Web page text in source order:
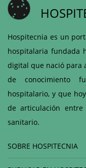
Hospitecnia es un
hospitalaria fundada
digital que nació para
de conocimiento
hospitalario, y que
de articulación
sanitario.
SOBRE HOSPITECNIA